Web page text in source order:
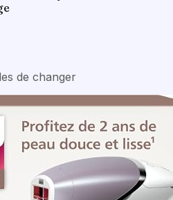
de changer